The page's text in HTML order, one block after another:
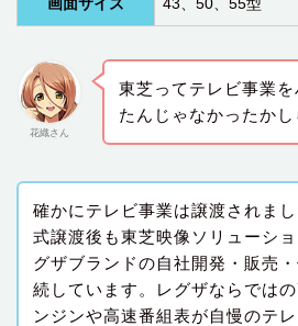
画面サイズ 43、50、55型
花織さん
東芝ってテレビ事業
たんじゃなかったかし
確かにテレビ事業は譲渡されま
式譲渡後も東芝映像ソリューシ
グザブランドの自社開発・販売
続しています。レグザならでは
ンジンや高速番組表が自慢のテレ